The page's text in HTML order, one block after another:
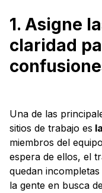
1. Asigne
claridad
Una de las
sitios de trabajo es
miembros del
espera de ellos, el
quedan
la gente en busca